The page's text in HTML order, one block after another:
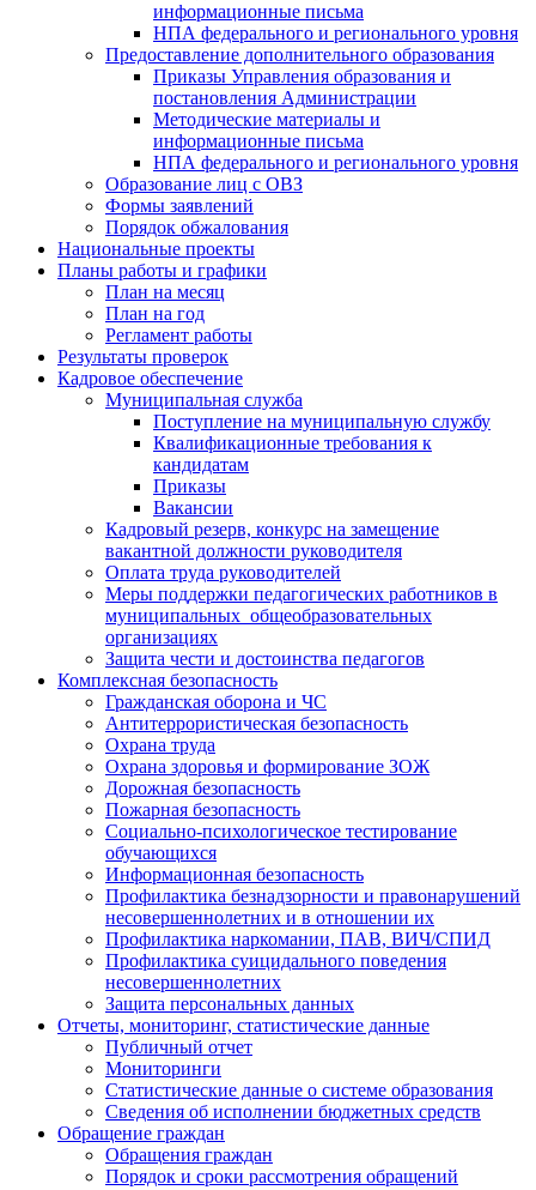
информационные письма
НПА федерального и регионального уровня
Предоставление дополнительного образования
Приказы Управления образования и
постановления Администрации
Методические материалы и
информационные письма
НПА федерального и регионального уровня
Образование лиц с ОВЗ
Формы заявлений
Порядок обжалования
Национальные проекты
Планы работы и графики
План на месяц
План на год
Регламент работы
Результаты проверок
Кадровое обеспечение
Муниципальная служба
Поступление на муниципальную службу
Квалификационные требования к
кандидатам
Приказы
Вакансии
Кадровый резерв, конкурс на замещение
вакантной должности руководителя
Оплата труда руководителей
Меры поддержки педагогических работников в
муниципальных общеобразовательных
организациях
Защита чести и достоинства педагогов
Комплексная безопасность
Гражданская оборона и ЧС
Антитеррористическая безопасность
Охрана труда
Охрана здоровья и формирование ЗОЖ
Дорожная безопасность
Пожарная безопасность
Социально-психологическое тестирование
обучающихся
Информационная безопасность
Профилактика безнадзорности и правонарушений
несовершеннолетних и в отношении их
Профилактика наркомании, ПАВ, ВИЧ/СПИД
Профилактика суицидального поведения
несовершеннолетних
Защита персональных данных
Отчеты, мониторинг, статистические данные
Публичный отчет
Мониторинги
Статистические данные о системе образования
Сведения об исполнении бюджетных средств
Обращение граждан
Обращения граждан
Порядок и сроки рассмотрения обращений